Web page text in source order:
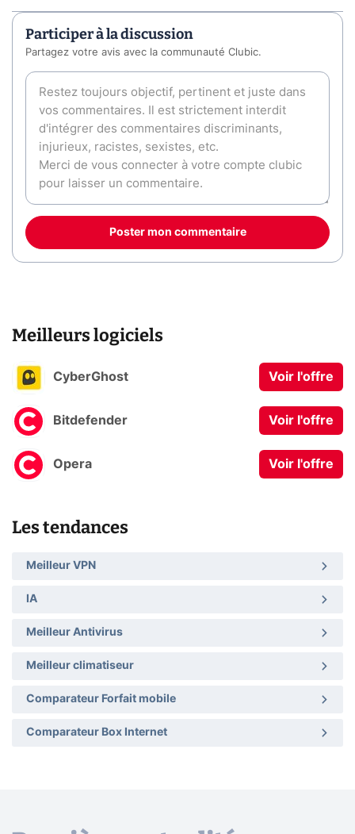
Participer à la discussion
Partagez votre avis avec la communauté Clubic.
Poster mon commentaire
Meilleurs logiciels
CyberGhost Voir l'offre
Bitdefender Voir l'offre
Opera Voir l'offre
Les tendances
Meilleur VPN
IA
Meilleur Antivirus
Meilleur climatiseur
Comparateur Forfait mobile
Comparateur Box Internet